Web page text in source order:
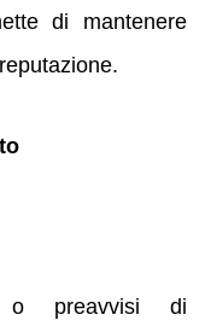
di mantenere
o preavvisi di